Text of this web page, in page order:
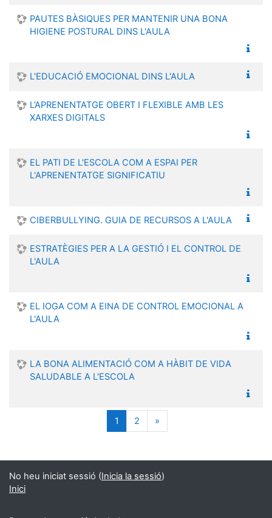
PAUTES BÀSIQUES PER MANTENIR UNA BONA
HIGIENE POSTURAL DINS L'AULA
L'EDUCACIÓ EMOCIONAL DINS L'AULA
L’APRENENTATGE OBERT I FLEXIBLE AMB LES
XARXES DIGITALS
EL PATI DE L'ESCOLA COM A ESPAI PER
L'APRENENTATGE SIGNIFICATIU
CIBERBULLYING. GUIA DE RECURSOS A L'AULA
ESTRATÈGIES PER A LA GESTIÓ I EL CONTROL DE
L'AULA
EL IOGA COM A EINA DE CONTROL EMOCIONAL A
L'AULA
LA BONA ALIMENTACIÓ COM A HÀBIT DE VIDA
SALUDABLE A L'ESCOLA
1 (current)
2 »Següent
No heu iniciat sessió (Inicia la sessió)
Inici